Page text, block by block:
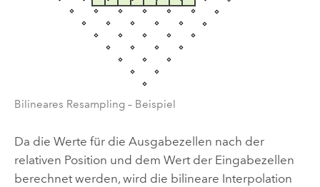
Bilineares Resampling – Beispiel
Da die Werte für die Ausgabezellen nach der
relativen Position und dem Wert der Eingabezellen
berechnet werden, wird die bilineare Interpolation